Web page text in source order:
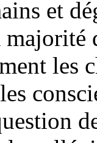
et
les